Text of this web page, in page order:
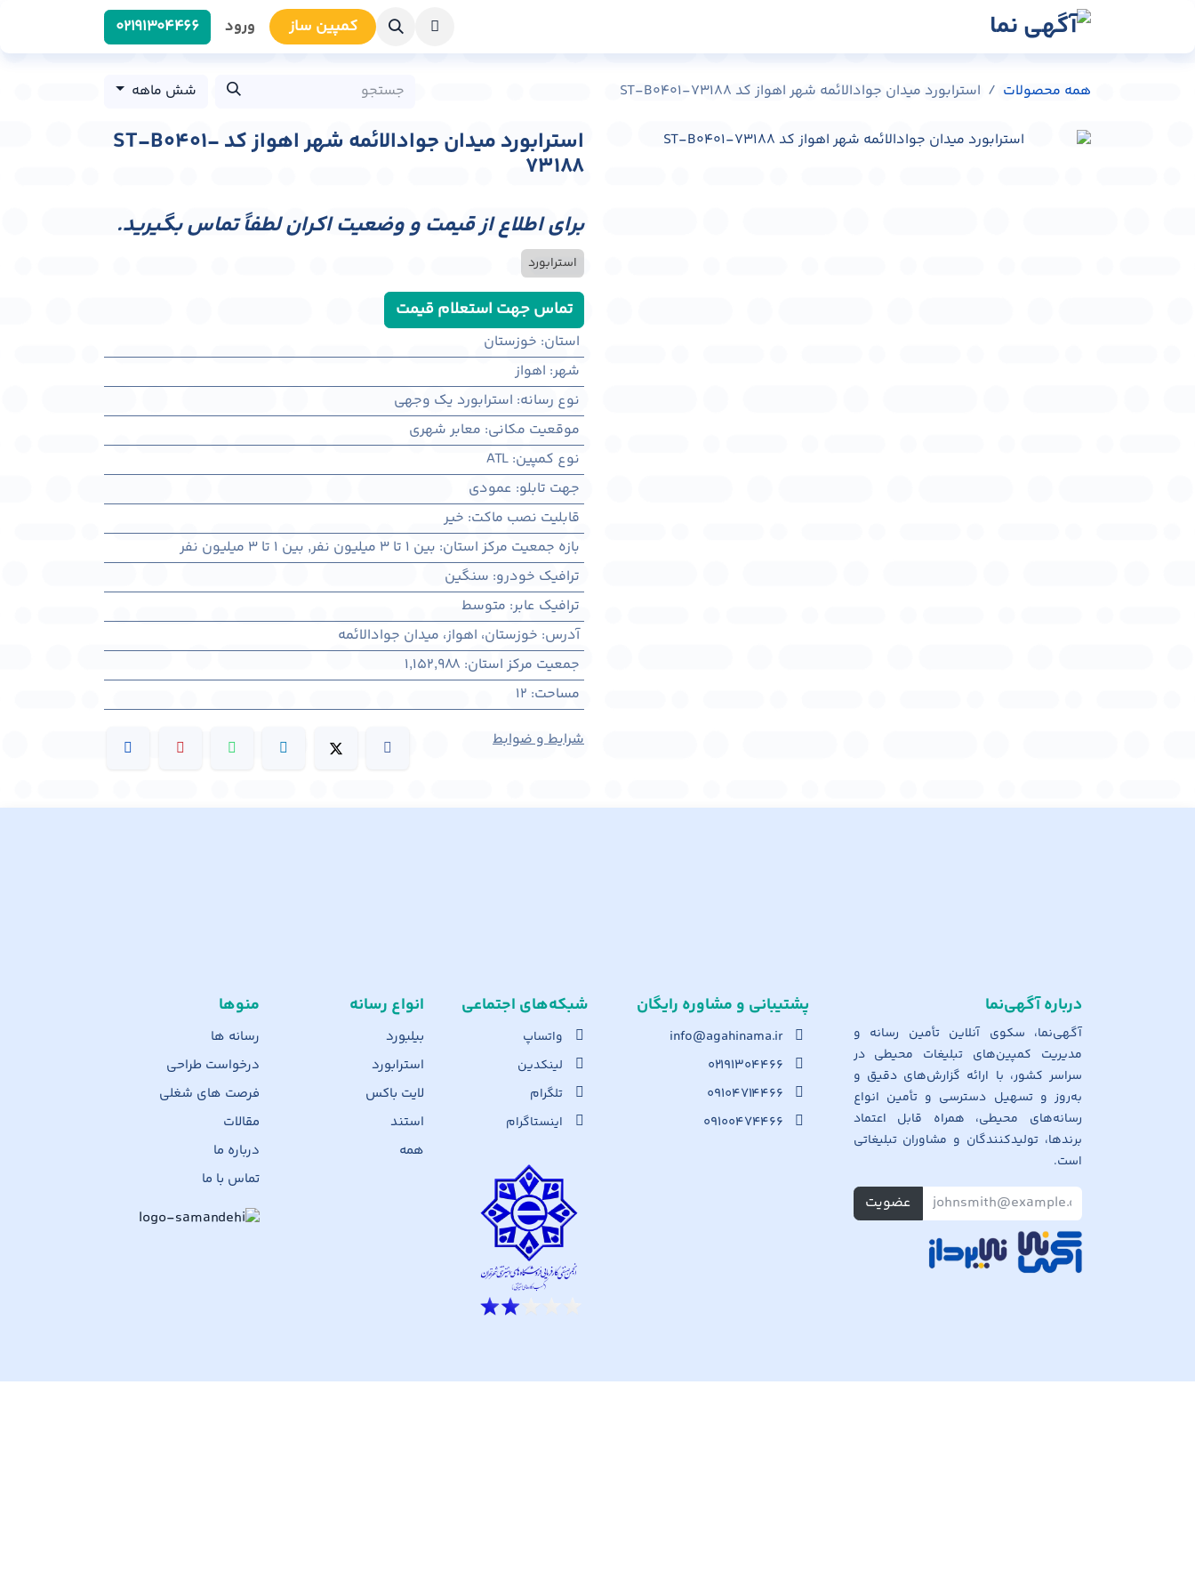
کمپین سا​​ز ورود 0219​1304466
همه محصولات استرابورد میدان جوادالائمه شهر اهواز کد ST-B0401-73188 شش ماهه
استرابورد میدان جوادالائمه شهر اهواز کد ST-B0401-
73188
برای اطلاع از قیمت و وضعیت اکران لطفاً تماس بگیرید.
استرابورد
تماس جهت استعلام قیمت
استان: خوزستان
شهر: اهواز
نوع رسانه: استرابورد یک وجهی
موقعیت مکانی: معابر شهری
نوع کمپین:
ATL
جهت تابلو: عمودی
قابلیت نصب ماکت: خیر
بازه جمعیت مرکز استان: بین ۱ تا ۳ میلیون نفر , بین ۱ تا ۳ میلیون نفر
ترافیک خودرو: سنگین
ترافیک عابر: متوسط
آدرس: خوزستان، اهواز، میدان جوادالائمه
جمعیت مرکز استان:
1,152,988
مساحت:
12
شرایط و ضوابط
منوها
رسانه ها
درخواست طراحی
فرصت های شغلی
مقالات
درباره ما
تماس با ما
انواع رسانه
بیلبورد
استرابورد
لایت باکس
استند
همه
شبکه‌های اجت​ماعی
واتساپ
لینکدین
تلگرام
اینستاگرام
پشتیبانی و مشاوره رایگان
info@agahinama.ir
۰۲۱۹۱۳۰۴۴۶۶
۰۹۱۰۴۷۱۴۴۶۶
۰۹۱۰۰۴۷۴۴۶۶
درباره آگهی‌نما
آگهی‌نما، سکوی آنلاین تأمین رسانه و
مدیریت کمپین‌های تبلیغات محیطی در
سراسر کشور، با ارائه گزارش‌های دقیق و
به‌روز و تسهیل دسترسی و تأمین انواع
رسانه‌های محیطی، همراه قابل اعتماد
برندها، تولیدکنندگان و مشاوران تبلیغاتی
است.
عضویت